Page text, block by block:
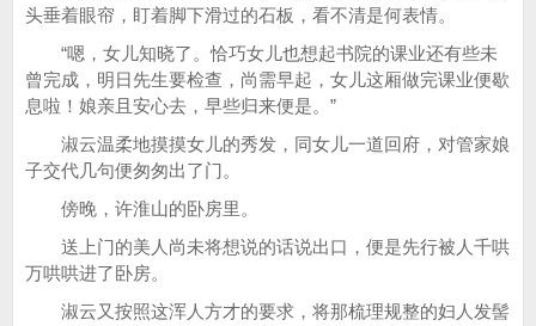
头垂着眼帘，盯着脚下滑过的石板，看不清是何表情。
“嗯，女儿知晓了。恰巧女儿也想起书院的课业还有些未
曾完成，明日先生要检查，尚需早起，女儿这厢做完课业便歇
息啦！娘亲且安心去，早些归来便是。”
淑云温柔地摸摸女儿的秀发，同女儿一道回府，对管家娘
子交代几句便匆匆出了门。
傍晚，许淮山的卧房里。
送上门的美人尚未将想说的话说出口，便是先行被人千哄
万哄哄进了卧房。
淑云又按照这浑人方才的要求，将那梳理规整的妇人发髻